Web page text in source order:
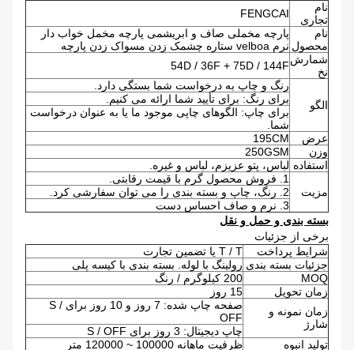
نام
تجاری
FENGCAI
نام
محصول
پارچه مخملی صاف و ابریشمی پارچه مخمل خواب دار
نرم velboa ستاره چشمک زدن مسواک زدن پارچه
شمارش
نخ
54D / 36F + 75D / 144F
الگو
رنگ و چاپ به درخواست شما بستگی دارد.
برای رنگ: برای تأیید شما ارائه می کنیم.
برای چاپ: الگوهای چاپی موجود ما یا به عنوان درخواست
شما.
عرض
195CM
وزن
250GSM
استفاده لباس، پتو عزیزم، لباس و غیره.
مزیت
1. فروش محصول گرم با قیمت رقابتی.
2. رنگ، چاپ و بسته بندی را می توان سفارشی کرد.
3. نرم و صاف احساس دست
بسته بندی و حمل و نقل
برخی از جزئیات
شرایط پرداخت
T / T یا تضمین تجارت
جزئیات بسته بندی رولینگ با لوله. بسته بندی با کیسه پلی
MOQ
200 کیلوگرم / رنگ
زمان تحویل
15 روز
زمان نمونه و
شارژ
صفحه چاپ شده: 7 روز و 10 روز برای S /
OFF
چاپ دیجیتال: 3 روز برای S / OFF
تولید انبوه
ظرفیت ماهانه 100000 ~ 120000 متر